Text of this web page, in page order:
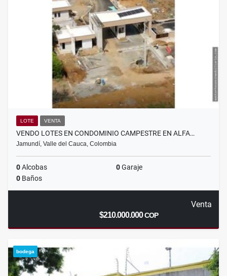
LOTE VENTA
VENDO LOTES EN CONDOMINIO CAMPESTRE EN ALFA…
Jamundí, Valle del Cauca, Colombia
0Alcobas 0Garaje
0 Baños
Venta
$210.000.000COP
bodega